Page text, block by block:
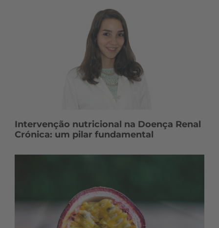
Intervenção nutricional na Doença Renal
Crónica: um pilar fundamental